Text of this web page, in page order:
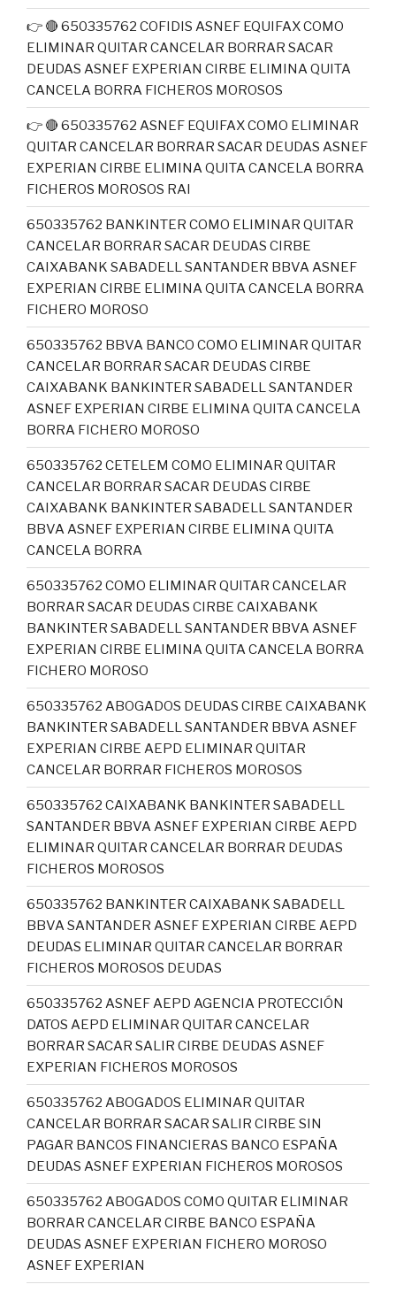
👉 🔴 650335762 COFIDIS ASNEF EQUIFAX COMO
ELIMINAR QUITAR CANCELAR BORRAR SACAR
DEUDAS ASNEF EXPERIAN CIRBE ELIMINA QUITA
CANCELA BORRA FICHEROS MOROSOS
👉 🔴 650335762 ASNEF EQUIFAX COMO ELIMINAR
QUITAR CANCELAR BORRAR SACAR DEUDAS ASNEF
EXPERIAN CIRBE ELIMINA QUITA CANCELA BORRA
FICHEROS MOROSOS RAI
650335762 BANKINTER COMO ELIMINAR QUITAR
CANCELAR BORRAR SACAR DEUDAS CIRBE
CAIXABANK SABADELL SANTANDER BBVA ASNEF
EXPERIAN CIRBE ELIMINA QUITA CANCELA BORRA
FICHERO MOROSO
650335762 BBVA BANCO COMO ELIMINAR QUITAR
CANCELAR BORRAR SACAR DEUDAS CIRBE
CAIXABANK BANKINTER SABADELL SANTANDER
ASNEF EXPERIAN CIRBE ELIMINA QUITA CANCELA
BORRA FICHERO MOROSO
650335762 CETELEM COMO ELIMINAR QUITAR
CANCELAR BORRAR SACAR DEUDAS CIRBE
CAIXABANK BANKINTER SABADELL SANTANDER
BBVA ASNEF EXPERIAN CIRBE ELIMINA QUITA
CANCELA BORRA
650335762 COMO ELIMINAR QUITAR CANCELAR
BORRAR SACAR DEUDAS CIRBE CAIXABANK
BANKINTER SABADELL SANTANDER BBVA ASNEF
EXPERIAN CIRBE ELIMINA QUITA CANCELA BORRA
FICHERO MOROSO
650335762 ABOGADOS DEUDAS CIRBE CAIXABANK
BANKINTER SABADELL SANTANDER BBVA ASNEF
EXPERIAN CIRBE AEPD ELIMINAR QUITAR
CANCELAR BORRAR FICHEROS MOROSOS
650335762 CAIXABANK BANKINTER SABADELL
SANTANDER BBVA ASNEF EXPERIAN CIRBE AEPD
ELIMINAR QUITAR CANCELAR BORRAR DEUDAS
FICHEROS MOROSOS
650335762 BANKINTER CAIXABANK SABADELL
BBVA SANTANDER ASNEF EXPERIAN CIRBE AEPD
DEUDAS ELIMINAR QUITAR CANCELAR BORRAR
FICHEROS MOROSOS DEUDAS
650335762 ASNEF AEPD AGENCIA PROTECCIÓN
DATOS AEPD ELIMINAR QUITAR CANCELAR
BORRAR SACAR SALIR CIRBE DEUDAS ASNEF
EXPERIAN FICHEROS MOROSOS
650335762 ABOGADOS ELIMINAR QUITAR
CANCELAR BORRAR SACAR SALIR CIRBE SIN
PAGAR BANCOS FINANCIERAS BANCO ESPAÑA
DEUDAS ASNEF EXPERIAN FICHEROS MOROSOS
650335762 ABOGADOS COMO QUITAR ELIMINAR
BORRAR CANCELAR CIRBE BANCO ESPAÑA
DEUDAS ASNEF EXPERIAN FICHERO MOROSO
ASNEF EXPERIAN